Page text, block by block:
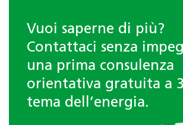
Vuoi saperne di più?
Contattaci senza
una prima consulenza
orientativa gratuita a
tema dell’energia.